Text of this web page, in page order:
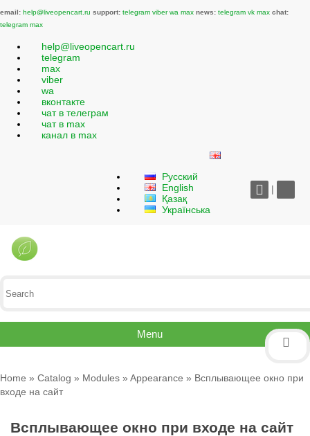
email: help@liveopencart.ru support: telegram viber wa max news: telegram vk max chat:
telegram max
help@liveopencart.ru
telegram
max
viber
wa
вконтакте
чат в телеграм
чат в max
канал в max
Русский
English
Қазақ
Українська
|
Menu
Home » Catalog » Modules » Appearance » Всплывающее окно при
входе на сайт
Всплывающее окно при входе на сайт